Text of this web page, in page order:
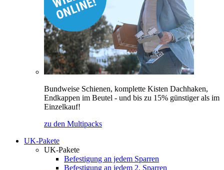
Bundweise Schienen, komplette Kisten Dachhaken,
Endkappen im Beutel - und bis zu 15% günstiger als im
Einzelkauf!
zu den Multipacks
UK-Pakete
UK-Pakete
Befestigung an jedem Sparren
Befestigung an jedem 2. Sparren